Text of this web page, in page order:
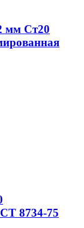
мм Ст20
8734-75